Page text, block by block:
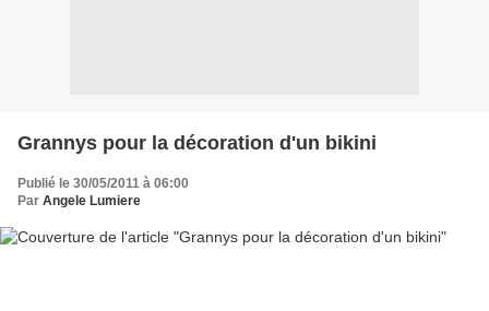
Grannys pour la décoration d'un bikini
Publié le 30/05/2011 à 06:00
Par Angele Lumiere